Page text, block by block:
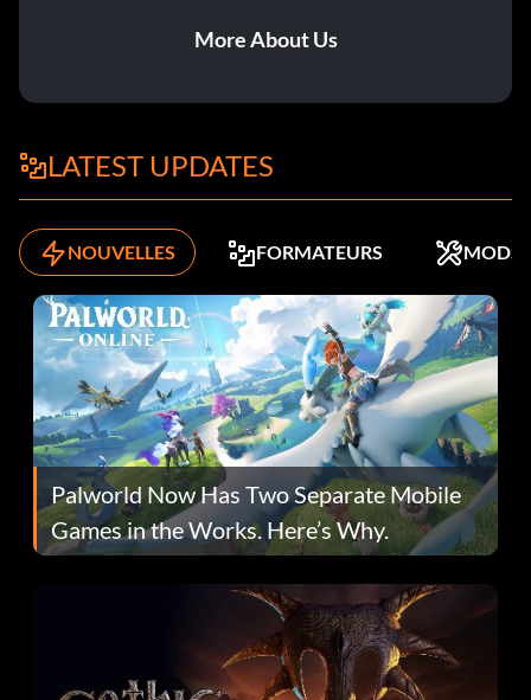
More About Us
LATEST UPDATES
NOUVELLES FORMATEURS MODS
Palworld Now Has Two Separate Mobile
Games in the Works. Here’s Why.